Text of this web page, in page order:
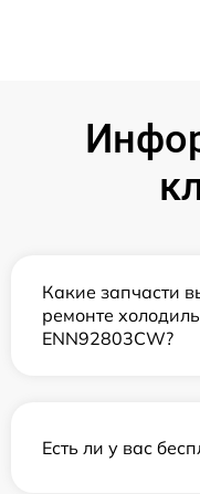
Какие запчасти
ремонте
ENN92803CW?
Есть ли у вас